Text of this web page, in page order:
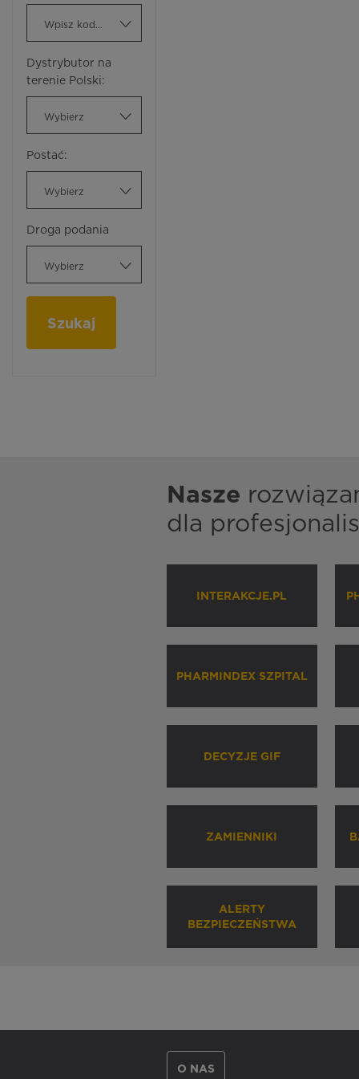
Dystrybutor na
terenie Polski:
Wybierz
Postać:
Wybierz
Droga podania
Wybierz
Szukaj
Nasze
dla
INTERAKCJE.PL
PHARMINDEX SZPITAL
DECYZJE GIF
ZAMIENNIKI
ALERTY
BEZPIECZEŃSTWA
O NAS